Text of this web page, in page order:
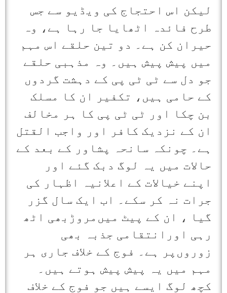
لیکن اس احتجاج کی ویڈیو سے جس
طرح فائدہ اٹھایا جا رہا ہے، وہ
حیران کن ہے۔ دو تین حلقے اس مہم
میں پیش پیش ہیں۔ وہ مذہبی حلقے
جو دل سے ٹی ٹی پی کے دہشت گردوں
کے حامی ہیں، تکفیر ان کا مسلک
بن چکا اور ٹی ٹی پی کا ہر مخالف
ان کے نزدیک کافر اور واجب القتل
ہے۔ چونکہ سانحہ پشاور کے بعد کے
حالات میں یہ لوگ دبک گئے اور
اپنے خیالات کے اعلانیہ اظہار کی
جرات نہ کر سکے۔ اب ایک سال گزر
گیا ، ان کے پیٹ میں‌مروڑ‌بھی اٹھ
رہی اورانتقامی جذبہ بھی
زوروں‌پر ہے۔ فوج کے خلاف جاری ہر
مہم میں یہ پیش پیش ہوتے ہیں۔
کچھ لوگ ایسے ہیں جو فوج کے خلاف